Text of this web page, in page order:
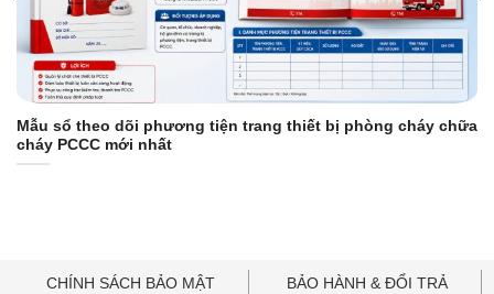
Mẫu sổ theo dõi phương tiện trang thiết bị phòng cháy chữa
cháy PCCC mới nhất
CHÍNH SÁCH BẢO MẬT
BẢO HÀNH & ĐỔI TRẢ